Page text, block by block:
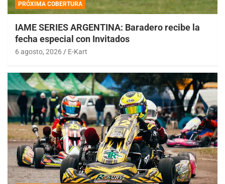
PRÓXIMA COBERTURA
IAME SERIES ARGENTINA: Baradero recibe la
fecha especial con Invitados
6 agosto, 2026 E-Kart